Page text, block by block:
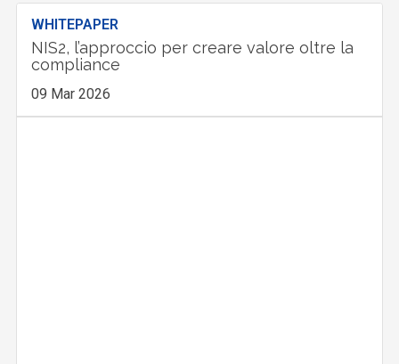
WHITEPAPER
NIS2, l’approccio per creare valore oltre la
compliance
09 Mar 2026